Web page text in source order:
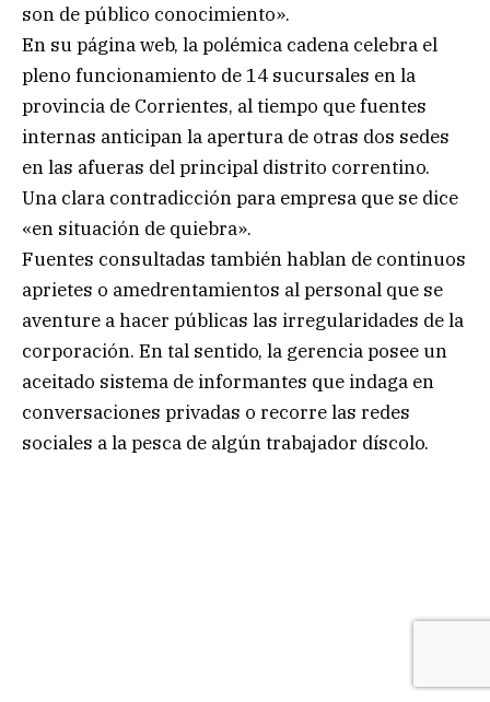
son de público conocimiento».
En su página web, la polémica cadena celebra el
pleno funcionamiento de 14 sucursales en la
provincia de Corrientes, al tiempo que fuentes
internas anticipan la apertura de otras dos sedes
en las afueras del principal distrito correntino.
Una clara contradicción para empresa que se dice
«en situación de quiebra».
Fuentes consultadas también hablan de continuos
aprietes o amedrentamientos al personal que se
aventure a hacer públicas las irregularidades de la
corporación. En tal sentido, la gerencia posee un
aceitado sistema de informantes que indaga en
conversaciones privadas o recorre las redes
sociales a la pesca de algún trabajador díscolo.